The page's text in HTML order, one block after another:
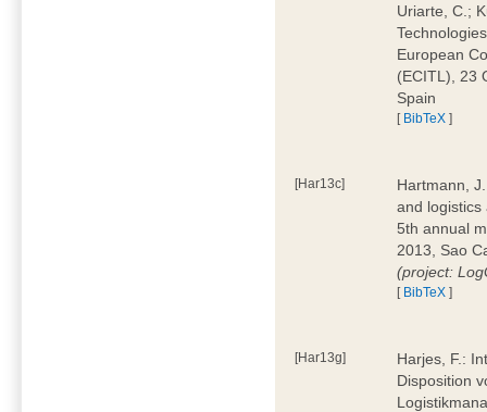
Uriarte, C.;
European
(ECITL), 23
Spain
[ BibTeX ]
[Har13c]
Hartmann,
and logistics
5th annual
2013, Sao
(project:
[ BibTeX ]
[Har13g]
Harjes, F.:
Disposition